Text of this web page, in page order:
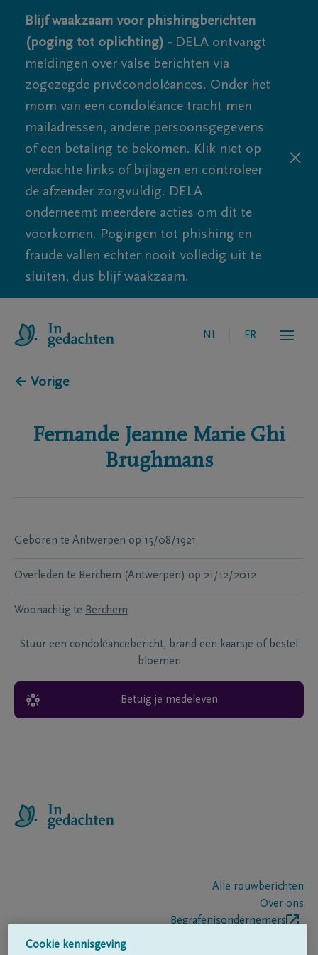
Blijf waakzaam voor phishingberichten
(poging tot oplichting) - DELA ontvangt
meldingen over valse berichten via
zogezegde privécondoléances. Onder het
mom van een condoléance tracht men
mailadressen, andere persoonsgegevens
of een betaling te bekomen. Klik niet op
verdachte links of bijlagen en controleer
de afzender zorgvuldig. DELA
onderneemt meerdere acties om dit te
voorkomen. Pogingen tot phishing en
fraude vallen echter nooit volledig uit te
sluiten, dus blijf waakzaam.
NL FR
← Vorige
Fernande Jeanne Marie Ghi
Brughmans
Geboren te Antwerpen op 15/08/1921
Overleden te Berchem (Antwerpen) op 21/12/2012
Woonachtig te Berchem
Stuur een condoléancebericht, brand een kaarsje of bestel
bloemen
Betuig je medeleven
Alle rouwberichten
Over ons
Begrafenisondernemers
Cookie kennisgeving